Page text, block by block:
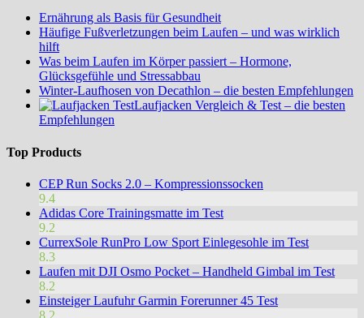
Ernährung als Basis für Gesundheit
Häufige Fußverletzungen beim Laufen – und was wirklich
hilft
Was beim Laufen im Körper passiert – Hormone,
Glücksgefühle und Stressabbau
Winter-Laufhosen von Decathlon – die besten Empfehlungen
Laufjacken Vergleich & Test – die besten
Empfehlungen
Top Products
CEP Run Socks 2.0 – Kompressionssocken
9.4
Adidas Core Trainingsmatte im Test
9.2
CurrexSole RunPro Low Sport Einlegesohle im Test
8.3
Laufen mit DJI Osmo Pocket – Handheld Gimbal im Test
8.2
Einsteiger Laufuhr Garmin Forerunner 45 Test
8.2